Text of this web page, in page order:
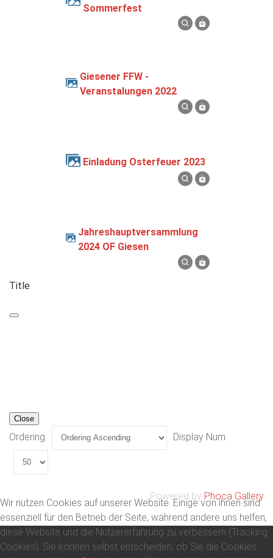
Sommerfest
Giesener FFW -
Veranstalungen 2022
Einladung Osterfeuer 2023
Jahreshauptversammlung
2024 OF Giesen
Title
Close
Ordering Display Num
Powered by Phoca Gallery
Wir nutzen Cookies auf unserer Website. Einige von ihnen sind
essenziell für den Betrieb der Seite, während andere uns helfen,
diese Website und die Nutzererfahrung zu verbessern (Tracking
Cookies). Sie können selbst entscheiden, ob Sie die Cookies